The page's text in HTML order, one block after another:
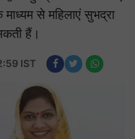
से महिलाएं सुभद्रा
हैं।
IST